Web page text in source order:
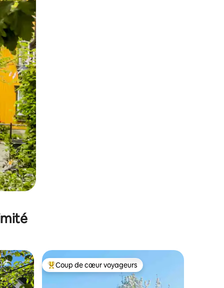
glisser.
appréciés Coups de cœur voyageurs les plus appréciés
Coup de cœur voyageurs